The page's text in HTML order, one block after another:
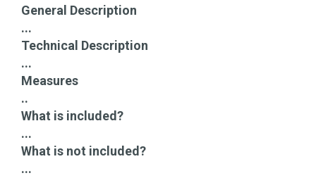
General Description
...
Technical Description
...
Measures
..
What is included?
...
What is not included?
...